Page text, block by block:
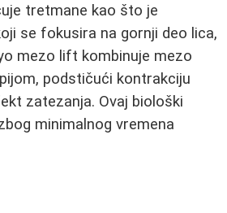
tretmane kao što je
se fokusira na gornji deo lica,
mezo lift kombinuje mezo
podstičući kontrakciju
zatezanja. Ovaj biološki
minimalnog vremena